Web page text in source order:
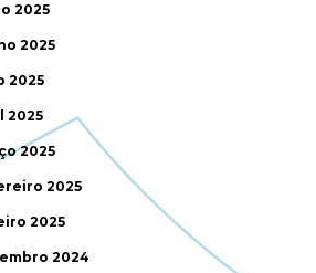
2025
2025
2025
2025
2025
2025
2025
2024